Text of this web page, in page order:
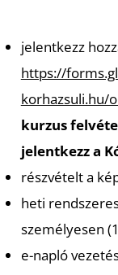
jelentkezz
https://
korhazsuli.hu/
kurzus
jelentkezz a
részvételt a
heti
személyesen
e-napló